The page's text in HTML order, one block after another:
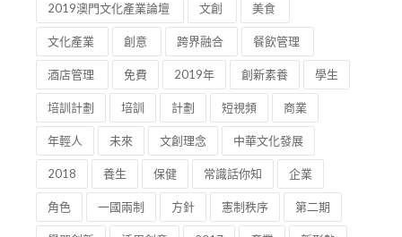
2019澳門文化產業論壇 文創 美食
文化產業 創意 跨界融合 餐飲管理
酒店管理 免費 2019年 創新素養 學生
培訓計劃 培訓 計劃 短視頻 商業
年輕人 未來 文創理念 中華文化發展
2018 養生 保健 常識話你知 企業
角色 一國兩制 方針 憲制秩序 第二期